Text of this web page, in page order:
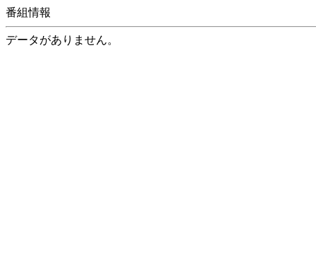
番組情報
データがありません。